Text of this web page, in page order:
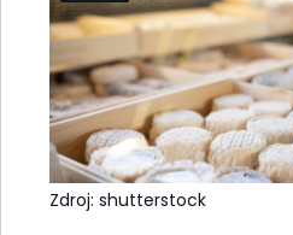
Zdroj: shutterstock